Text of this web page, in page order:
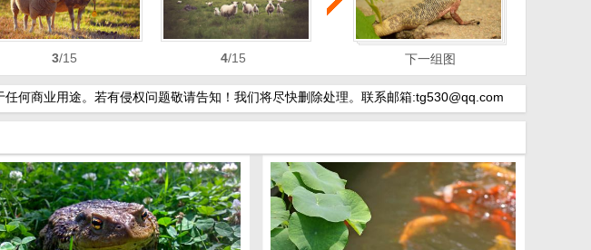
3/15 4/15 /15
下一组图
何商业用途。若有侵权问题敬请告知！我们将尽快删除处理。联系邮箱:tg530@qq.com